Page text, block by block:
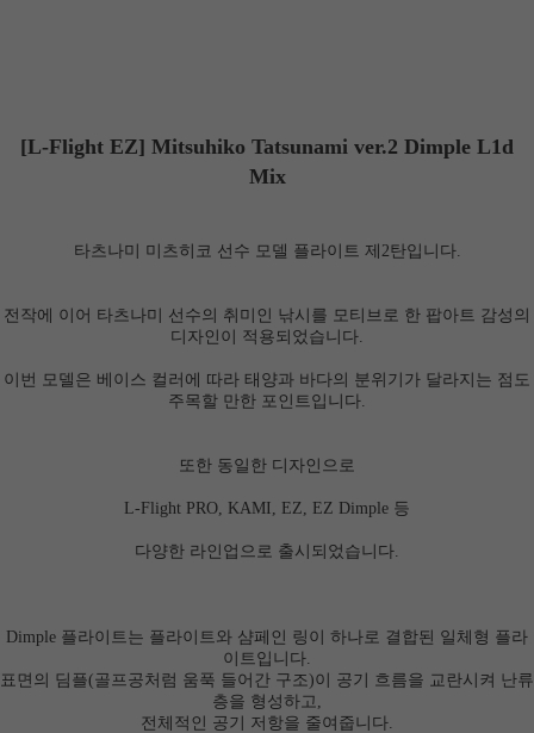
[L-Flight EZ] Mitsuhiko Tatsunami ver.2 Dimple L1d
Mix
타츠나미 미츠히코 선수 모델 플라이트 제2탄입니다.
전작에 이어 타츠나미 선수의 취미인 낚시를 모티브로 한 팝아트 감성의
디자인이 적용되었습니다.
이번 모델은 베이스 컬러에 따라 태양과 바다의 분위기가 달라지는 점도
주목할 만한 포인트입니다.
또한 동일한 디자인으로
L-Flight PRO, KAMI, EZ, EZ Dimple 등
다양한 라인업으로 출시되었습니다.
Dimple 플라이트는 플라이트와 샴페인 링이 하나로 결합된 일체형 플라
이트입니다.
표면의 딤플(골프공처럼 움푹 들어간 구조)이 공기 흐름을 교란시켜 난류
층을 형성하고,
전체적인 공기 저항을 줄여줍니다.